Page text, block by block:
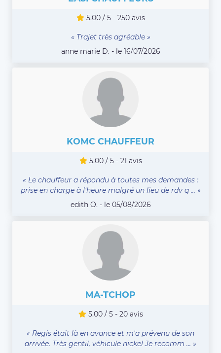
5.00 / 5 - 250 avis
« Trajet très agréable »
anne marie D. - le 16/07/2026
KOMC CHAUFFEUR
5.00 / 5 - 21 avis
« Le chauffeur a répondu à toutes mes demandes :
prise en charge à l'heure malgré un lieu de rdv q ... »
edith O. - le 05/08/2026
MA-TCHOP
5.00 / 5 - 20 avis
« Regis était là en avance et m'a prévenu de son
arrivée. Très gentil, véhicule nickel Je recomm ... »